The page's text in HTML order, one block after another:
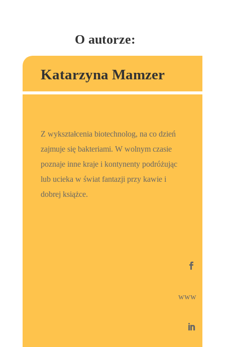
O autorze:
Katarzyna Mamzer
Z wykształcenia biotechnolog, na co dzień
zajmuje się bakteriami. W wolnym czasie
poznaje inne kraje i kontynenty podróżując
lub ucieka w świat fantazji przy kawie i
dobrej książce.

www
